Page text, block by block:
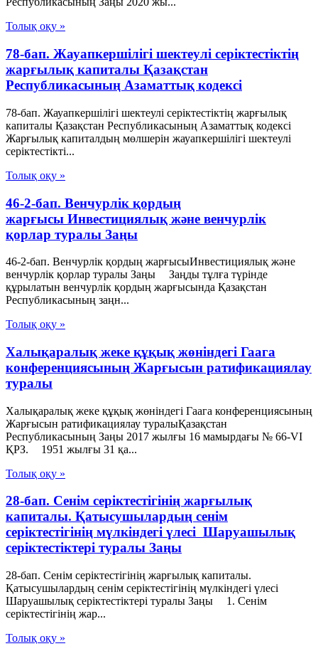
Толық оқу »
78-бап. Жауапкершiлiгi шектеулi серiктестiктiң
жарғылық капиталы Қазақстан
Республикасының Азаматтық кодексi
78-бап. Жауапкершiлiгi шектеулi серiктестiктiң жарғылық
капиталы Қазақстан Республикасының Азаматтық кодексi
Жарғылық капиталдың мөлшерiн жауапкершілігі шектеулі
серіктестікті...
Толық оқу »
46-2-бап. Венчурлік қордың
жарғысы Инвестициялық және венчурлік
қорлар туралы Заңы
46-2-бап. Венчурлік қордың жарғысыИнвестициялық және
венчурлік қорлар туралы Заңы Заңды тұлға түрінде
құрылатын венчурлік қордың жарғысында Қазақстан
Республикасының заңн...
Толық оқу »
Халықаралық жеке құқық жөніндегі Гаага
конференциясының Жарғысын ратификациялау
туралы
Халықаралық жеке құқық жөніндегі Гаага конференциясының
Жарғысын ратификациялау туралыҚазақстан
Республикасының Заңы 2017 жылғы 16 мамырдағы № 66-VІ
ҚРЗ. 1951 жылғы 31 қа...
Толық оқу »
28-бап. Сенiм серiктестiгiнiң жарғылық
капиталы. Қатысушылардың сенiм
серiктестiгiнiң мүлкiндегi үлесi Шаруашылық
серіктестіктері туралы Заңы
28-бап. Сенiм серiктестiгiнiң жарғылық капиталы.
Қатысушылардың сенiм серiктестiгiнiң мүлкiндегi үлесi
Шаруашылық серіктестіктері туралы Заңы 1. Сенiм
серiктестiгiнiң жар...
Толық оқу »